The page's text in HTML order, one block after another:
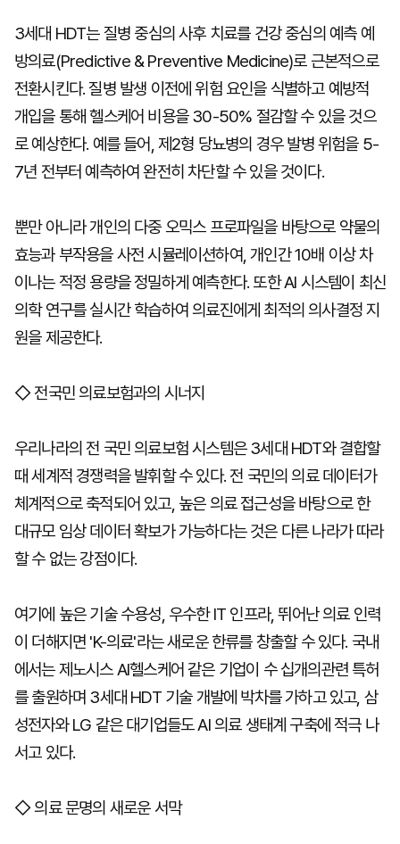
3세대 HDT는 질병 중심의 사후 치료를 건강 중심의 예측 예
방의료(Predictive & Preventive Medicine)로 근본적으로
전환시킨다. 질병 발생 이전에 위험 요인을 식별하고 예방적
개입을 통해 헬스케어 비용을 30-50% 절감할 수 있을 것으
로 예상한다. 예를 들어, 제2형 당뇨병의 경우 발병 위험을 5-
7년 전부터 예측하여 완전히 차단할 수 있을 것이다.
뿐만 아니라 개인의 다중 오믹스 프로파일을 바탕으로 약물의
효능과 부작용을 사전 시뮬레이션하여, 개인간 10배 이상 차
이나는 적정 용량을 정밀하게 예측한다. 또한 AI 시스템이 최신
의학 연구를 실시간 학습하여 의료진에게 최적의 의사결정 지
원을 제공한다.
◇ 전국민 의료보험과의 시너지
우리나라의 전 국민 의료보험 시스템은 3세대 HDT와 결합할
때 세계적 경쟁력을 발휘할 수 있다. 전 국민의 의료 데이터가
체계적으로 축적되어 있고, 높은 의료 접근성을 바탕으로 한
대규모 임상 데이터 확보가 가능하다는 것은 다른 나라가 따라
할 수 없는 강점이다.
여기에 높은 기술 수용성, 우수한 IT 인프라, 뛰어난 의료 인력
이 더해지면 'K-의료'라는 새로운 한류를 창출할 수 있다. 국내
에서는 제노시스 AI헬스케어 같은 기업이 수 십개의관련 특허
를 출원하며 3세대 HDT 기술 개발에 박차를 가하고 있고, 삼
성전자와 LG 같은 대기업들도 AI 의료 생태계 구축에 적극 나
서고 있다.
◇ 의료 문명의 새로운 서막